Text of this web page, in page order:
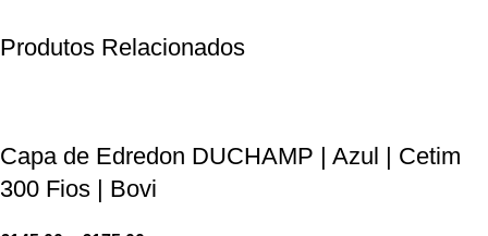
Produtos Relacionados
Capa de Edredon DUCHAMP | Azul | Cetim
300 Fios | Bovi